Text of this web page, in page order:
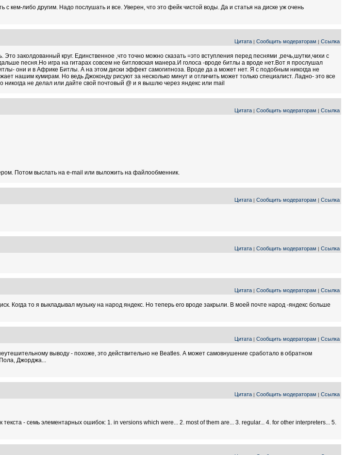
кем-либо другим. Надо послушать и все. Уверен, что это фейк чистой воды. Да и статья на диске уж очень
Цитата | Сообщить модераторам | Ссылка
заколдованный круг. Единственное ,что точно можно сказать =это вступления перед песнями ,речь,шутки,чихи с
песня.Но игра на гитарах совсем не битловская манера.И голоса -вроде битлы а вроде нет.Вот я прослушал
они и в Африке Битлы. А на этом диски эффект самогипноза. Вроде да а может нет. Я с подобным никогда не
нашим кумирам. Но ведь Джоконду рисуют за несколько минут и отличить может только специалист. Ладно- это все
не делал или дайте свой почтовый @ и я вышлю через яндекс или mail
Цитата | Сообщить модераторам | Ссылка
Потом выслать на e-mail или выложить на файлообменник.
Цитата | Сообщить модераторам | Ссылка
Цитата | Сообщить модераторам | Ссылка
Цитата | Сообщить модераторам | Ссылка
Когда то я выкладывал музыку на народ яндекс. Но теперь его вроде закрыли. В моей почте народ -яндекс больше
Цитата | Сообщить модераторам | Ссылка
выводу - похоже, это действительно не Beatles. А может самовнушение сработало в обратном
Джорджа...
Цитата | Сообщить модераторам | Ссылка
- семь элементарных ошибок: 1. in versions which were... 2. most of them are... 3. regular... 4. for other interpreters... 5.